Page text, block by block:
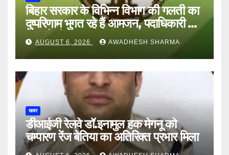
बिहार सरकार के विभिन्न विभाग की गलती का
दुष्परिणाम भुगत रहे हैं आमजन, पदाधिकारी और
अन्य हैं मौन
AUGUST 6, 2026 AWADHESH SHARMA
खबर
डीआईजी रेलवे डॉ.इनामुल हक मेगनू को
चम्पारण रेंज बेतिया का अतिरिक्त प्रभार मिला